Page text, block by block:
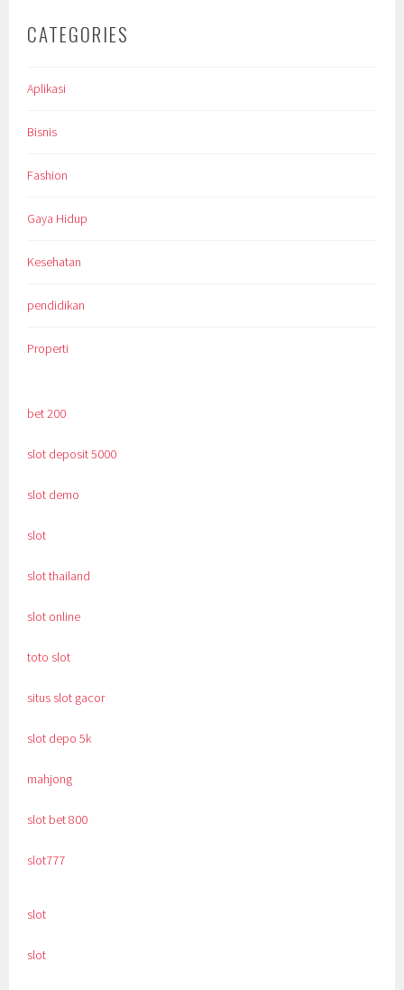
CATEGORIES
Aplikasi
Bisnis
Fashion
Gaya Hidup
Kesehatan
pendidikan
Properti
bet 200
slot deposit 5000
slot demo
slot
slot thailand
slot online
toto slot
situs slot gacor
slot depo 5k
mahjong
slot bet 800
slot777
slot
slot